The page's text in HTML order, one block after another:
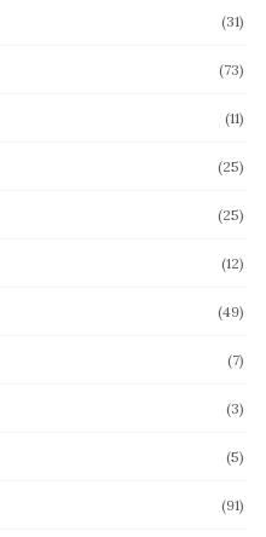
(31)
(73)
(11)
(25)
(25)
(12)
(49)
(7)
(3)
(5)
(91)